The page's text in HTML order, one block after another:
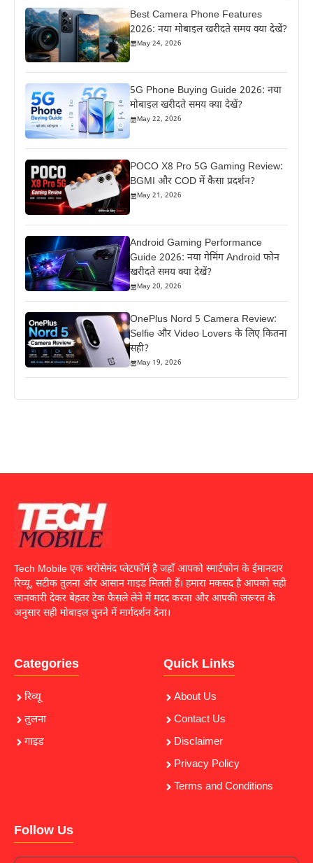
Best Camera Phone Features
2026: नया मोबाइल खरीदते समय क्या देखें?
May 24, 2026
5G Phone Buying Guide 2026: नया
मोबाइल खरीदते समय क्या देखें?
May 22, 2026
POCO X8 Pro 5G Gaming Review:
BGMI और COD में कैसा प्रदर्शन?
May 21, 2026
Android Gaming Performance
Guide 2026: नया गेमिंग Android फोन
खरीदते समय क्या देखें?
May 20, 2026
OnePlus Nord 5 Camera Review:
Selfie और Video Lovers के लिए कितना
सही?
May 19, 2026
Tech Mobile एक भरोसेमंद प्लेटफॉर्म है जहाँ आपको स्मार्टफोन के ईमानदार
रिव्यू, सटीक तुलना और आसान गाइड मिलती हैं। हमारा मकसद है आपको सही
जानकारी देकर बेहतर टेक फैसले लेने में मदद करना और आपकी जरूरत के
अनुसार सही मोबाइल चुनने में मार्गदर्शन देना।
Categories
रिव्यू
तुलना
गाइड
Quick Links
About Us
Contact Us
Disclaimer
Privacy Policy
Terms and Conditions
Follow Us